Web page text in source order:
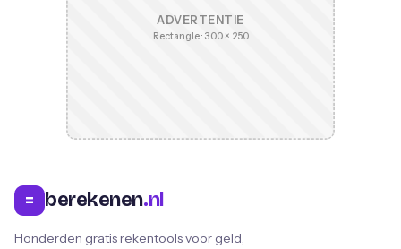
ADVERTENTIE
Rectangle · 300 × 250
= berekenen.nl
Honderden gratis rekentools voor geld,